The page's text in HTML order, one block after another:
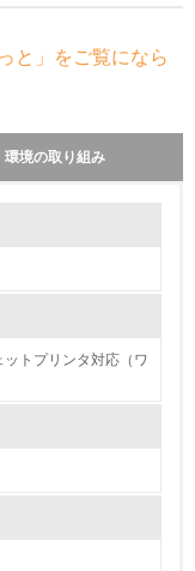
と」をご覧になら
環境の取り組み
トプリンタ対応（ワ